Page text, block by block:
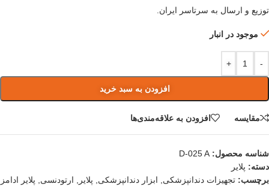
توزیع و ارسال به سرتاسر ایران.
موجود در انبار
-
+
افزودن به سبد خرید
مقایسه افزودن به علاقه‌مندی‌ها
شناسه محصول:D-025 A
دسته: پلایر
برچسب: تجهیزات دندانپزشکی, ابزار دندانپزشکی, پلایر , ارتودنسی, پلایر ادامز